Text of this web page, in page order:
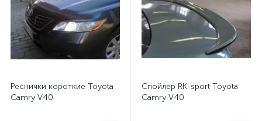
Реснички короткие Toyota
Camry V40
Спойлер RK-sport Toyota
Camry V40